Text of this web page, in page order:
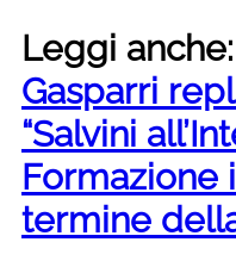
Leggi anche:
Gasparri
“Salvini
Formazione
termine